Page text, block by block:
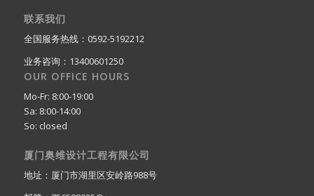
联系我们
全国服务热线：0592-5192212
业务咨询：13400601250
OUR OFFICE HOURS
Mo-Fr: 8:00-19:00
Sa: 8:00-14:00
So: closed
厦门奥维设计工程有限公司
地址：厦门市湖里区安岭路988号